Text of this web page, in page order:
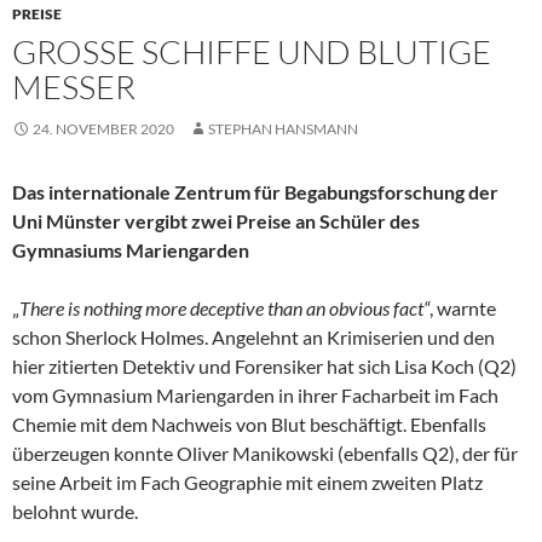
PREISE
GROSSE SCHIFFE UND BLUTIGE M
ESSER
24. NOVEMBER 2020 STEPHAN HANSMANN
Das internationale Zentrum für Begabungsforschung der
Uni Münster vergibt zwei Preise an Schüler des
Gymnasiums Mariengarden
„There is nothing more deceptive than an obvious fact“, warnte
schon Sherlock Holmes. Angelehnt an Krimiserien und den
hier zitierten Detektiv und Forensiker hat sich Lisa Koch (Q2)
vom Gymnasium Mariengarden in ihrer Facharbeit im Fach
Chemie mit dem Nachweis von Blut beschäftigt. Ebenfalls
überzeugen konnte Oliver Manikowski (ebenfalls Q2), der für
seine Arbeit im Fach Geographie mit einem zweiten Platz
belohnt wurde.